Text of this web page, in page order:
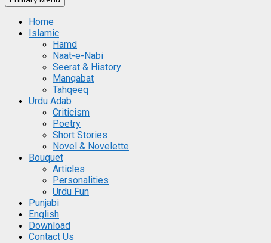
Home
Islamic
Hamd
Naat-e-Nabi
Seerat & History
Manqabat
Tahqeeq
Urdu Adab
Criticism
Poetry
Short Stories
Novel & Novelette
Bouquet
Articles
Personalities
Urdu Fun
Punjabi
English
Download
Contact Us